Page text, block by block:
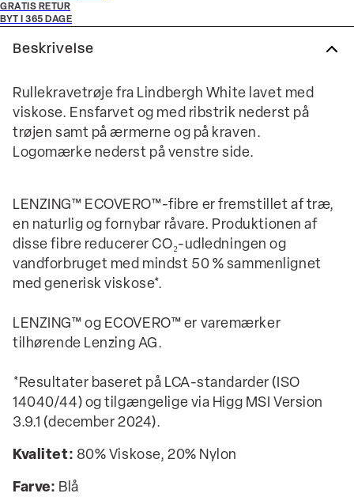
GRATIS RETUR
BYT I 365 DAGE
Beskrivelse
Rullekravetrøje fra Lindbergh White lavet med
viskose. Ensfarvet og med ribstrik nederst på
trøjen samt på ærmerne og på kraven.
Logomærke nederst på venstre side.
LENZING™ ECOVERO™-fibre er fremstillet af træ,
en naturlig og fornybar råvare. Produktionen af
disse fibre reducerer CO₂-udledningen og
vandforbruget med mindst 50 % sammenlignet
med generisk viskose*.
LENZING™ og ECOVERO™ er varemærker
tilhørende Lenzing AG.
*Resultater baseret på LCA-standarder (ISO
14040/44) og tilgængelige via Higg MSI Version
3.9.1 (december 2024).
Kvalitet: 80% Viskose, 20% Nylon
Farve: Blå